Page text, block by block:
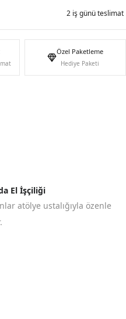
2 iş günü teslimat
Özel Paketleme
Hediye Paketi
El İşçiliği
atölye ustalığıyla özenle